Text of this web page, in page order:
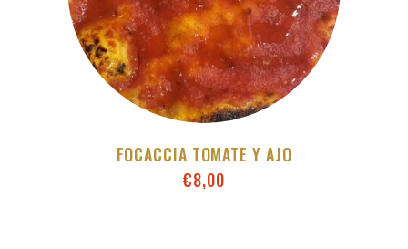
FOCACCIA TOMATE Y AJO
€8,00